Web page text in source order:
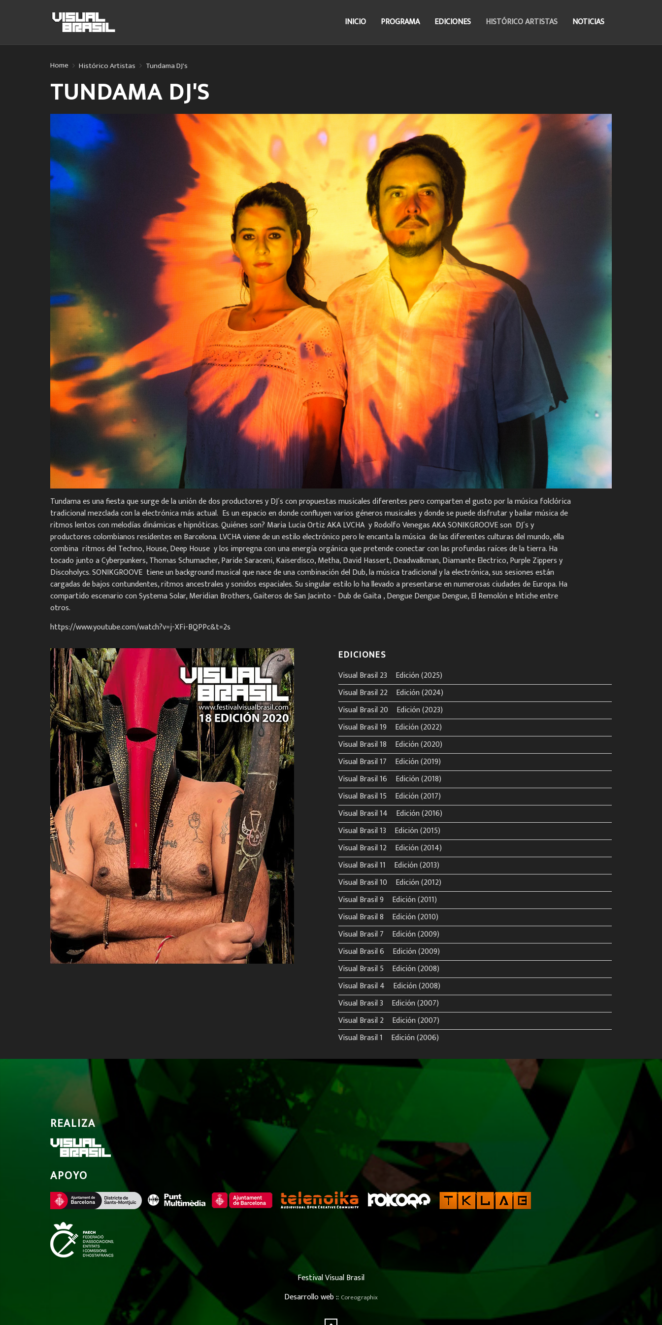
INICIO PROGRAMA EDICIONES HISTÓRICO ARTISTAS NOTICIAS
Home Histórico Artistas Tundama DJ's
TUNDAMA DJ'S
Tundama es una fiesta que surge de la unión de dos productores y DJ´s con propuestas musicales diferentes pero comparten el gusto por la música folclórica
tradicional mezclada con la electrónica más actual. Es un espacio en donde confluyen varios géneros musicales y donde se puede disfrutar y bailar música de
ritmos lentos con melodías dinámicas e hipnóticas. Quiénes son? Maria Lucia Ortiz AKA LVCHA y Rodolfo Venegas AKA SONIKGROOVE son DJ´s y
productores colombianos residentes en Barcelona. LVCHA viene de un estilo electrónico pero le encanta la música de las diferentes culturas del mundo, ella
combina ritmos del Techno, House, Deep House y los impregna con una energía orgánica que pretende conectar con las profundas raíces de la tierra. Ha
tocado junto a Cyberpunkers, Thomas Schumacher, Paride Saraceni, Kaiserdisco, Metha, David Hassert, Deadwalkman, Diamante Electrico, Purple Zippers y
Discoholycs. SONIKGROOVE tiene un background musical que nace de una combinación del Dub, la música tradicional y la electrónica, sus sesiones están
cargadas de bajos contundentes, ritmos ancestrales y sonidos espaciales. Su singular estilo lo ha llevado a presentarse en numerosas ciudades de Europa. Ha
compartido escenario con Systema Solar, Meridian Brothers, Gaiteros de San Jacinto - Dub de Gaita , Dengue Dengue Dengue, El Remolón e Intiche entre
otros.
https://www.youtube.com/watch?v=j-XFi-BQPPc&t=2s
EDICIONES
Visual Brasil 23º Edición (2025)
Visual Brasil 22º Edición (2024)
Visual Brasil 20º Edición (2023)
Visual Brasil 19º Edición (2022)
Visual Brasil 18º Edición (2020)
Visual Brasil 17º Edición (2019)
Visual Brasil 16º Edición (2018)
Visual Brasil 15º Edición (2017)
Visual Brasil 14º Edición (2016)
Visual Brasil 13º Edición (2015)
Visual Brasil 12º Edición (2014)
Visual Brasil 11º Edición (2013)
Visual Brasil 10º Edición (2012)
Visual Brasil 9º Edición (2011)
Visual Brasil 8º Edición (2010)
Visual Brasil 7º Edición (2009)
Visual Brasil 6º Edición (2009)
Visual Brasil 5º Edición (2008)
Visual Brasil 4º Edición (2008)
Visual Brasil 3º Edición (2007)
Visual Brasil 2º Edición (2007)
Visual Brasil 1º Edición (2006)
REALIZA
APOYO
Festival Visual Brasil
Desarrollo web :: Coreographix